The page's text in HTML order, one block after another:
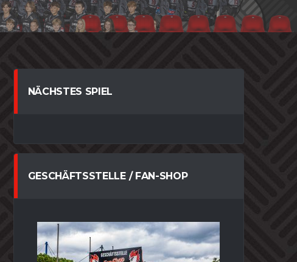
NÄCHSTES SPIEL
GESCHÄFTSSTELLE / FAN-SHOP